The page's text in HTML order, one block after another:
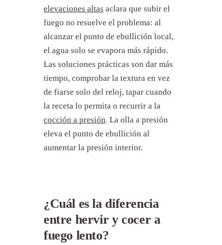
elevaciones altas aclara que subir el
fuego no resuelve el problema: al
alcanzar el punto de ebullición local,
el agua solo se evapora más rápido.
Las soluciones prácticas son dar más
tiempo, comprobar la textura en vez
de fiarse solo del reloj, tapar cuando
la receta lo permita o recurrir a la
cocción a presión. La olla a presión
eleva el punto de ebullición al
aumentar la presión interior.
¿Cuál es la diferencia
entre hervir y cocer a
fuego lento?